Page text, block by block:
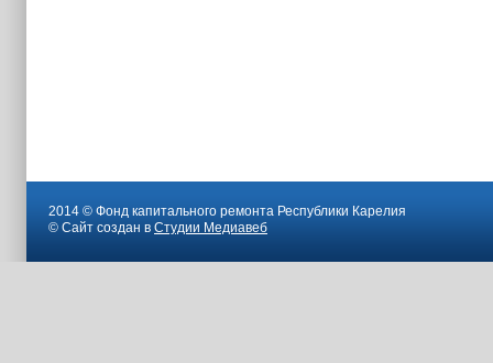
2014 © Фонд капитального ремонта Республики Карелия
© Сайт создан в Студии Медиавеб